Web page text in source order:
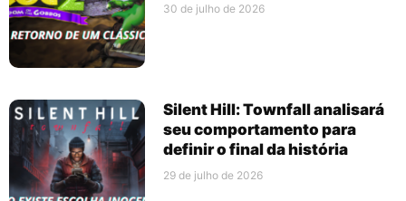
30 de julho de 2026
Silent Hill: Townfall analisará
seu comportamento para
definir o final da história
29 de julho de 2026